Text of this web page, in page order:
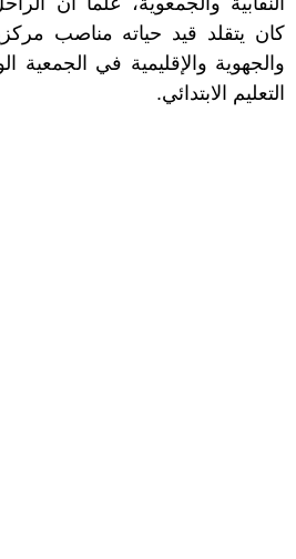
كان يتقلد قيد حياته مناصب
والجهوية والإقليمية في الجمعية
التعليم الابتدائي.